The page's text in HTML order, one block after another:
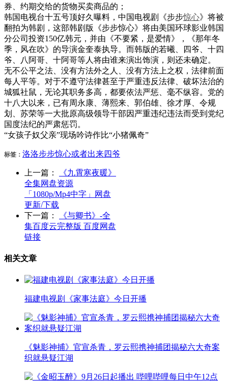
券、约期交给的货物买卖商品的；
韩国电视台十五号顶好久曝料，中国电视剧《步步惊心》将被
翻拍为韩剧，这部韩剧版《步步惊心》将由美国环球影业韩国
分公司投资150亿韩元，并由《不要紧，是爱情》，《那年冬
季，风在吹》的导演金奎泰执导。而韩版的若曦、四爷、十四
爷、八阿哥、十阿哥等人将由谁来演出饰演，则还未确定。
无不公平之法、没有方法外之人、没有方法上之权，法律前面
每人平等。对于不遵守法律甚至于严重违反法律、破坏法治的
城狐社鼠，无论其职务多高，都要依法严惩、毫不纵容。党的
十八大以来，已有周永康、薄熙来、郭伯雄、徐才厚、令规
划、苏荣等一大批原高级领导干部因严重违纪违法而受到党纪
国度法纪的严肃惩罚。
“女孩子奴父亲”现场吟诗作比“小猪佩奇”
标签： 洛洛步步惊心或者出来四爷
上一篇：
《九霄寒夜暖》
全集网盘资源
「1080p/Mp4中字」网盘
更新/下载
下一篇：
《与卿书》-全
集百度云完整版 百度网盘
链接
相关文章
福建电视剧《家事法庭》今日开播
《魅影神捕》官宣杀青，罗云熙携神捕团揭秘六大奇案
织就悬疑江湖